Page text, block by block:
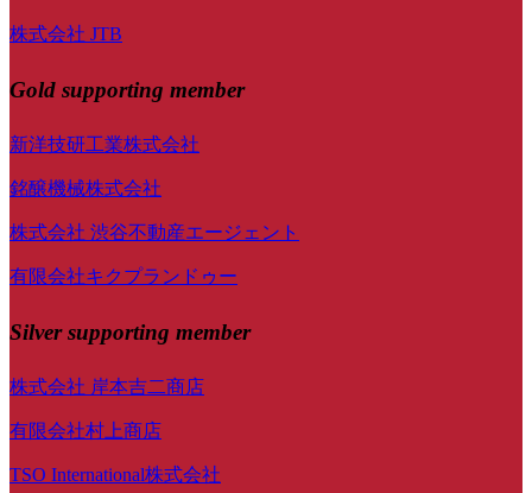
株式会社 JTB
Gold supporting member
新洋技研工業株式会社
銘醸機械株式会社
株式会社 渋谷不動産エージェント
有限会社キクプランドゥー
Silver supporting member
株式会社 岸本吉二商店
有限会社村上商店
TSO International株式会社